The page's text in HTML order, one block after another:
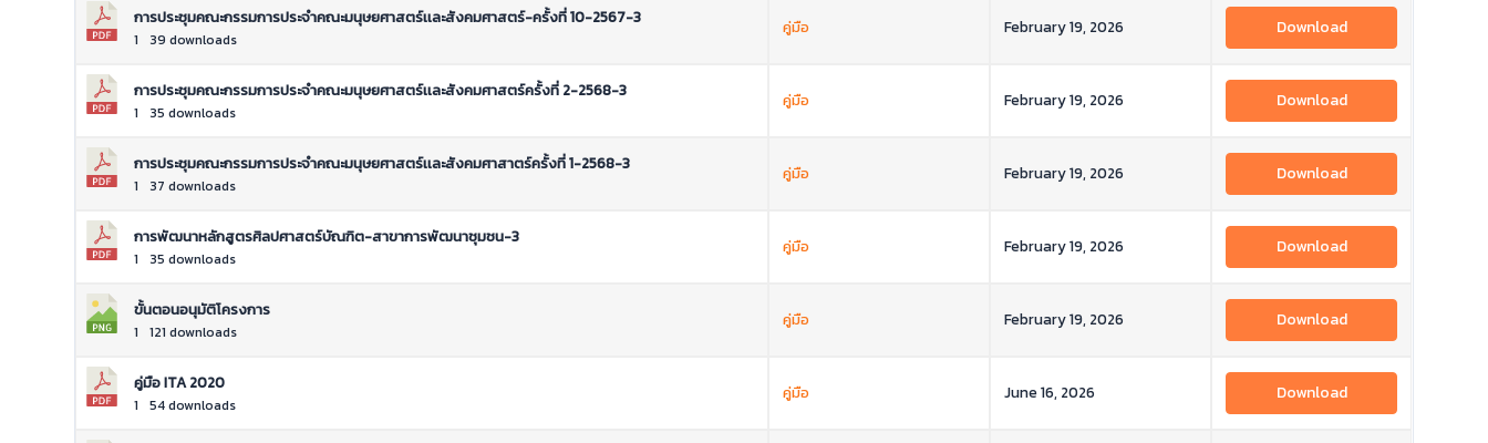
การประชุมคณะกรรมการประจำคณะมนุษยศาสตร์เเละสังคมศาสตร์-ครั้งที่ 10-2567-3
1 39 downloads
คู่มือ February 19, 2026 Download
การประชุมคณะกรรมการประจำคณะมนุษยศาสตร์เเละสังคมศาสตร์ครั้งที่ 2-2568-3
1 35 downloads
คู่มือ February 19, 2026 Download
การประชุมคณะกรรมการประจำคณะมนุษยศาสตร์เเละสังคมศาสาตร์ครั้งที่ 1-2568-3
1 37 downloads
คู่มือ February 19, 2026 Download
การพัฒนาหลักสูตรศิลปศาสตร์บัณฑิต-สาขาการพัฒนาชุมชน-3
1 35 downloads
คู่มือ February 19, 2026 Download
ขั้นตอนอนุมัติโครงการ
1 121 downloads
คู่มือ February 19, 2026 Download
คู่มือ ITA 2020
1 54 downloads
คู่มือ June 16, 2026 Download